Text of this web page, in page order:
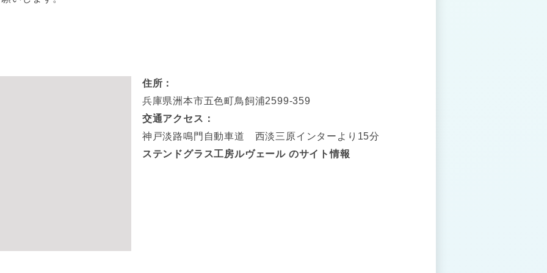
住所：
兵庫県洲本市五色町鳥飼浦2599-359
交通アクセス：
神戸淡路鳴門自動車道 西淡三原インターより15分
ステンドグラス工房ルヴェール のサイト情報